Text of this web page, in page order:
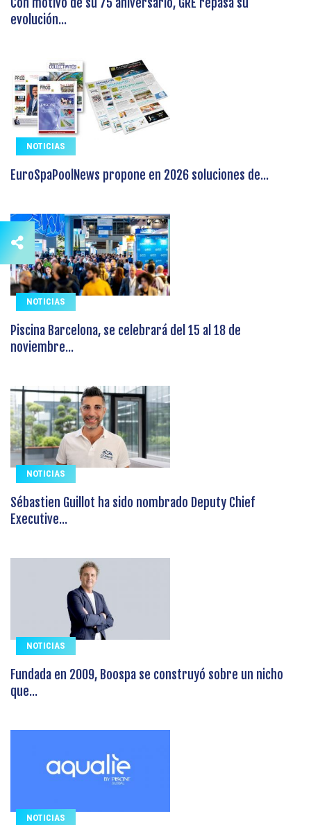
evolución...
NOTICIAS
EuroSpaPoolNews propone en 2026 soluciones de...
NOTICIAS
Piscina Barcelona, se celebrará del 15 al 18 de
noviembre...
NOTICIAS
Sébastien Guillot ha sido nombrado Deputy Chief
Executive...
NOTICIAS
Fundada en 2009, Boospa se construyó sobre un nicho
que...
NOTICIAS